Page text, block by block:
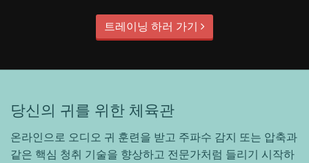
트레이닝 하러 가기
당신의 귀를 위한 체육관
온라인으로 오디오 귀 훈련을 받고 주파수 감지 또는 압축과
같은 핵심 청취 기술을 향상하고 전문가처럼 들리기 시작하